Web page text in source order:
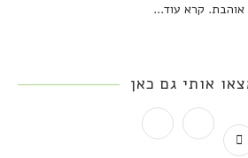
אוהבת. קרא עוד...
אותי גם כאן